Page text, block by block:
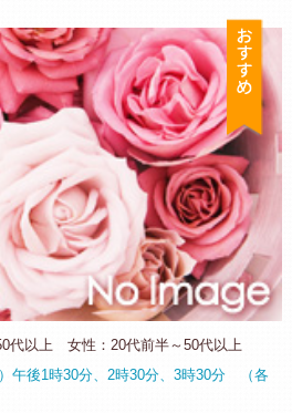
お
代以上 女性：20代前半～50代以上
午後1時30分、2時30分、3時30分 （各